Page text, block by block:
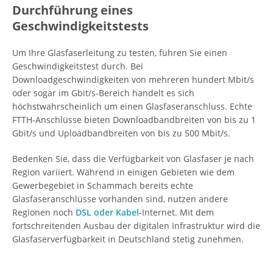
Durchführung eines
Geschwindigkeitstests
Um Ihre Glasfaserleitung zu testen, führen Sie einen
Geschwindigkeitstest durch. Bei
Downloadgeschwindigkeiten von mehreren hundert Mbit/s
oder sogar im Gbit/s-Bereich handelt es sich
höchstwahrscheinlich um einen Glasfaseranschluss. Echte
FTTH-Anschlüsse bieten Downloadbandbreiten von bis zu 1
Gbit/s und Uploadbandbreiten von bis zu 500 Mbit/s.
Bedenken Sie, dass die Verfügbarkeit von Glasfaser je nach
Region variiert. Während in einigen Gebieten wie dem
Gewerbegebiet in Schammach bereits echte
Glasfaseranschlüsse vorhanden sind, nutzen andere
Regionen noch DSL oder Kabel-Internet. Mit dem
fortschreitenden Ausbau der digitalen Infrastruktur wird die
Glasfaserverfügbarkeit in Deutschland stetig zunehmen.